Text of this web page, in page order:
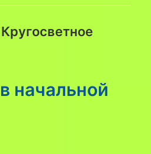
Кругосветное
начальной